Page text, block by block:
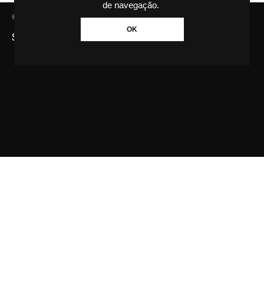
de navegação.
OK
© Agência GBC. Aqui tem notícia. Todos os direitos reservados.
SAIBA MAIS SOBRE A AGÊNCIA GBC